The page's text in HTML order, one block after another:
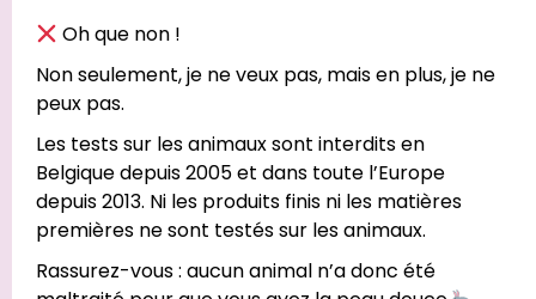
Oh que non !
Non seulement, je ne veux pas, mais en plus, je ne
peux pas.
Les tests sur les animaux sont interdits en
Belgique depuis 2005 et dans toute l’Europe
depuis 2013. Ni les produits finis ni les matières
premières ne sont testés sur les animaux.
Rassurez-vous : aucun animal n’a donc été